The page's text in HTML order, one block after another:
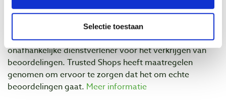
Selectie toestaan
Baptist maakt gebruik van Trusted Shops als een
onafhankelijke dienstverlener voor het verkrijgen van
beoordelingen. Trusted Shops heeft maatregelen
genomen om ervoor te zorgen dat het om echte
beoordelingen gaat. Meer informatie